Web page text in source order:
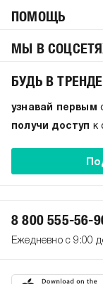
ПОМОЩЬ
МЫ В
БУДЬ В ТРЕНДЕ
узнавай первым
получи доступ к
8 800 555-56-
Ежедневно с 9:00